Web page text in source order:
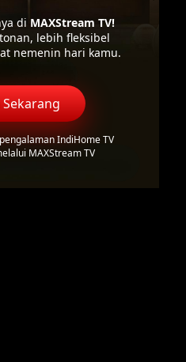
di MAXStream TV!
lebih fleksibel
nemenin hari kamu.
IndiHome TV
MAXStream TV